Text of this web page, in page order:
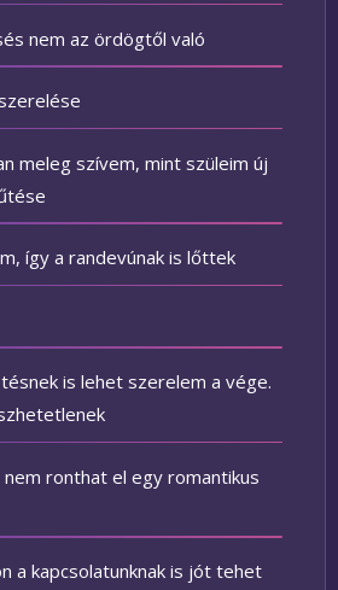
nem az ördögtől való
meleg szívem, mint szüleim új
így a randevúnak is lőttek
is lehet szerelem a vége.
ronthat el egy romantikus
a kapcsolatunknak is jót tehet